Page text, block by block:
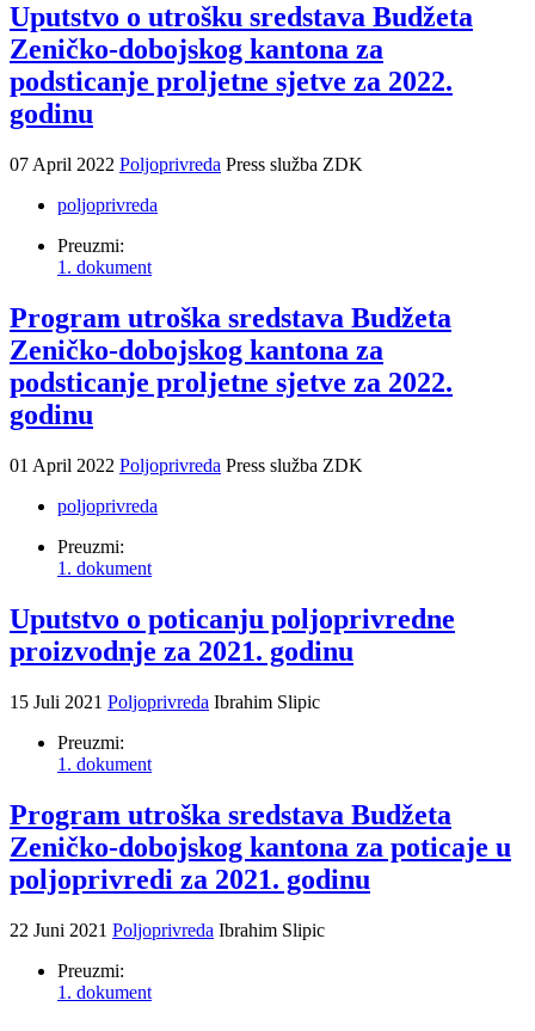
Uputstvo o utrošku sredstava Budžeta
Zeničko-dobojskog kantona za
podsticanje proljetne sjetve za 2022.
godinu
07 April 2022 Poljoprivreda Press služba ZDK
poljoprivreda
Preuzmi:
1. dokument
Program utroška sredstava Budžeta
Zeničko-dobojskog kantona za
podsticanje proljetne sjetve za 2022.
godinu
01 April 2022 Poljoprivreda Press služba ZDK
poljoprivreda
Preuzmi:
1. dokument
Uputstvo o poticanju poljoprivredne
proizvodnje za 2021. godinu
15 Juli 2021 Poljoprivreda Ibrahim Slipic
Preuzmi:
1. dokument
Program utroška sredstava Budžeta
Zeničko-dobojskog kantona za poticaje u
poljoprivredi za 2021. godinu
22 Juni 2021 Poljoprivreda Ibrahim Slipic
Preuzmi:
1. dokument